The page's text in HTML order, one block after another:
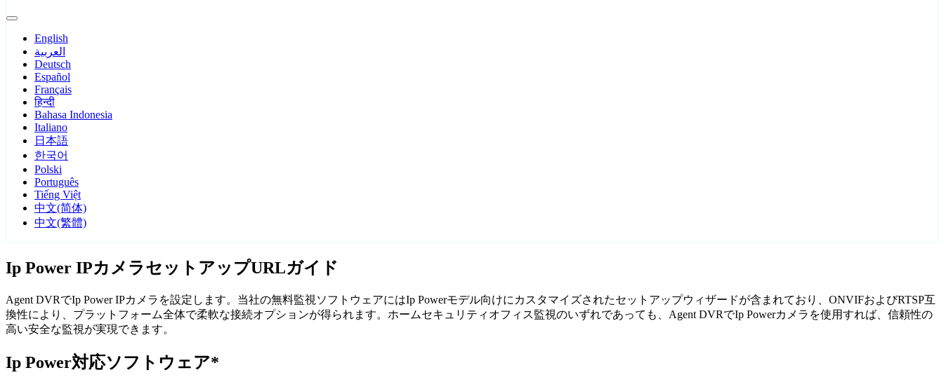
English
العربية
Deutsch
Español
Français
हिन्दी
Bahasa Indonesia
Italiano
日本語
한국어
Polski
Português
Tiếng Việt
中文(简体)
中文(繁體)
Ip Power IPカメラセットアップURLガイド
Agent DVRでIp Power IPカメラを設定します。当社の無料監視ソフトウェアにはIp Powerモデル向けにカスタマイズされたセットアップウィザードが含まれており、ONVIFおよびRTSP互
換性により、プラットフォーム全体で柔軟な接続オプションが得られます。ホームセキュリティオフィス監視のいずれであっても、Agent DVRでIp Powerカメラを使用すれば、信頼性の
高い安全な監視が実現できます。
Ip Power対応ソフトウェア*